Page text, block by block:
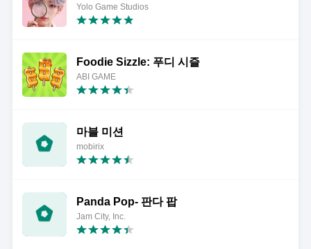
Yolo Game Studios
Foodie Sizzle: 푸디 시즐
ABI GAME
마블 미션
mobirix
Panda Pop- 판다 팝
Jam City, Inc.